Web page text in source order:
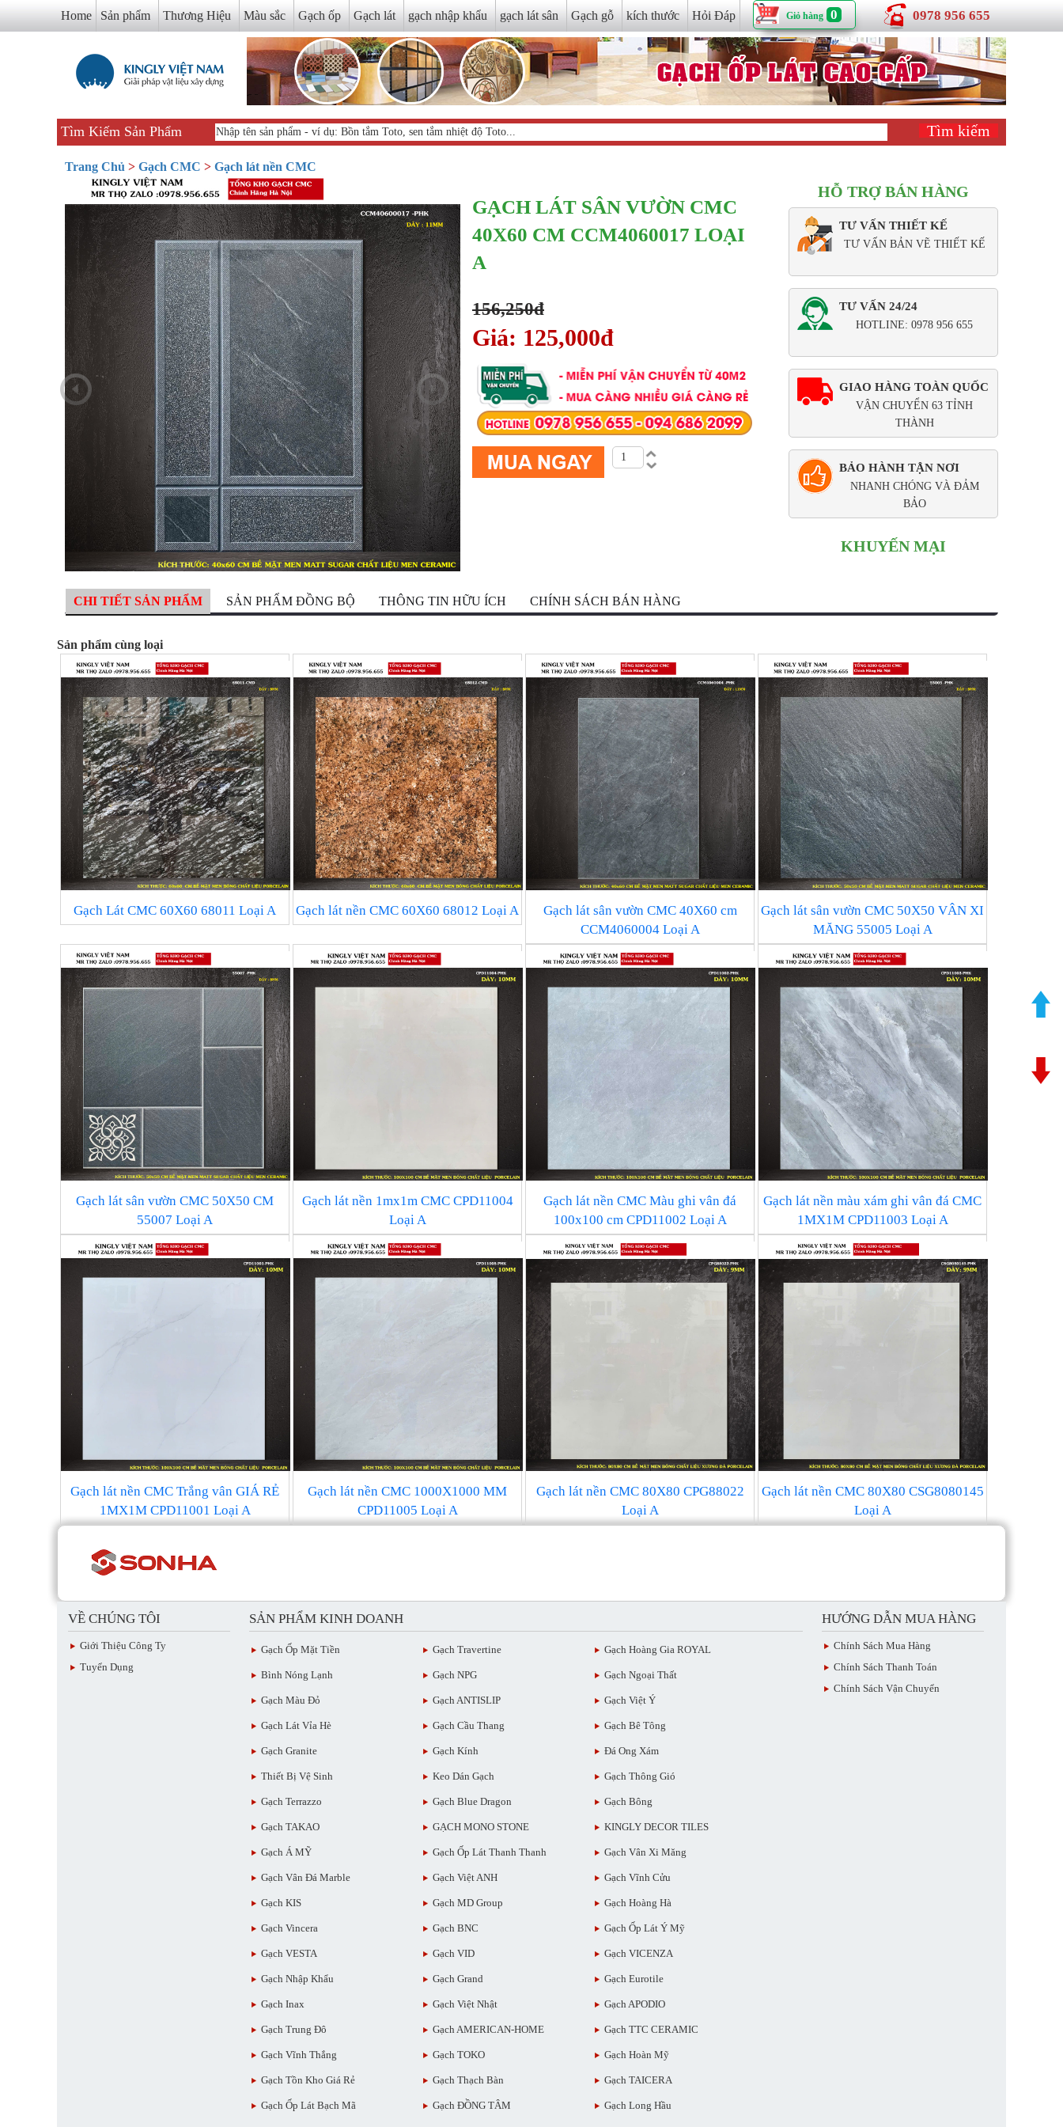
Home Sản phẩm Thương Hiệu Màu sắc Gạch ốp Gạch lát gạch nhập khẩu gạch lát sân Gạch gỗ kích thước Hỏi Đáp Giỏ hàng 0 0978 956 655
Tìm Kiếm Sản Phẩm
Trang Chủ > Gạch CMC > Gạch lát nền CMC
GẠCH LÁT SÂN VƯỜN CMC
40X60 CM CCM4060017 LOẠI
A
156,250đ
Giá: 125,000đ
HỖ TRỢ BÁN HÀNG
TƯ VẤN THIẾT KẾ
TƯ VẤN BẢN VẼ THIẾT KẾ
TƯ VẤN 24/24
HOTLINE: 0978 956 655
GIAO HÀNG TOÀN QUỐC
VẬN CHUYỂN 63 TỈNH
THÀNH
BẢO HÀNH TẬN NƠI
NHANH CHÓNG VÀ ĐẢM
BẢO
KHUYẾN MẠI
CHI TIẾT SẢN PHẨM SẢN PHẨM ĐỒNG BỘ THÔNG TIN HỮU ÍCH CHÍNH SÁCH BÁN HÀNG
Sản phẩm cùng loại
Gạch Lát CMC 60X60 68011 Loại A Gạch lát nền CMC 60X60 68012 Loại A
Gạch lát sân vườn CMC 40X60 cm
CCM4060004 Loại A
Gạch lát sân vườn CMC 50X50 VÂN XI
MĂNG 55005 Loại A
Gạch lát sân vườn CMC 50X50 CM
55007 Loại A
Gạch lát nền 1mx1m CMC CPD11004
Loại A
Gạch lát nền CMC Màu ghi vân đá
100x100 cm CPD11002 Loại A
Gạch lát nền màu xám ghi vân đá CMC
1MX1M CPD11003 Loại A
Gạch lát nền CMC Trắng vân GIÁ RẺ
1MX1M CPD11001 Loại A
Gạch lát nền CMC 1000X1000 MM
CPD11005 Loại A
Gạch lát nền CMC 80X80 CPG88022
Loại A
Gạch lát nền CMC 80X80 CSG8080145
Loại A
VỀ CHÚNG TÔI
Giới Thiệu Công Ty
Tuyển Dụng
SẢN PHẨM KINH DOANH
Gạch Ốp Mặt Tiền Gạch Travertine Gạch Hoàng Gia ROYAL
Bình Nóng Lạnh Gạch NPG Gạch Ngoại Thất
Gạch Màu Đỏ Gạch ANTISLIP Gạch Việt Ý
Gạch Lát Vỉa Hè Gạch Cầu Thang Gạch Bê Tông
Gạch Granite Gạch Kính Đá Ong Xám
Thiết Bị Vệ Sinh Keo Dán Gạch Gạch Thông Gió
Gạch Terrazzo Gạch Blue Dragon Gạch Bông
Gạch TAKAO GẠCH MONO STONE KINGLY DECOR TILES
Gạch Á MỸ Gạch Ốp Lát Thanh Thanh Gạch Vân Xi Măng
Gạch Vân Đá Marble Gạch Việt ANH Gạch Vĩnh Cửu
Gạch KIS Gạch MD Group Gạch Hoàng Hà
Gạch Vincera Gạch BNC Gạch Ốp Lát Ý Mỹ
Gạch VESTA Gạch VID Gạch VICENZA
Gạch Nhập Khẩu Gạch Grand Gạch Eurotile
Gạch Inax Gạch Việt Nhật Gạch APODIO
Gạch Trung Đô Gạch AMERICAN-HOME Gạch TTC CERAMIC
Gạch Vĩnh Thắng Gạch TOKO Gạch Hoàn Mỹ
Gạch Tồn Kho Giá Rẻ Gạch Thạch Bàn Gạch TAICERA
Gạch Ốp Lát Bạch Mã Gạch ĐỒNG TÂM Gạch Long Hầu
HƯỚNG DẪN MUA HÀNG
Chính Sách Mua Hàng
Chính Sách Thanh Toán
Chính Sách Vận Chuyển